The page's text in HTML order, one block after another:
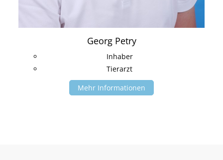
Georg Petry
Inhaber
Tierarzt
Mehr Informationen